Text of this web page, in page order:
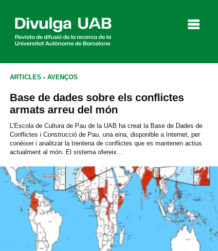
Agenda
English Español
CERCAR
ARTICLES - AVENÇOS
Base de dades sobre els conflictes
armats arreu del món
L'Escola de Cultura de Pau de la UAB ha creat la Base de Dades de
Conflictes i Construcció de Pau, una eina, disponible a Internet, per
conèixer i analitzar la trentena de conflictes que es mantenen actius
actualment al món. El sistema ofereix...